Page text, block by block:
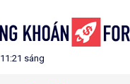
FOREX
Khoán và Forex
sáng